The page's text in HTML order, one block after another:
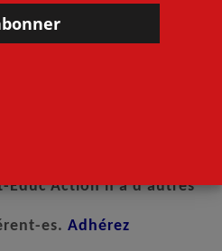
n’a d’autres
es. Adhérez